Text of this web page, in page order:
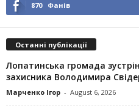
870 Фанів
Останні публікації
Лопатинська громада
захисника Володимира
Марченко Ігор - August 6, 2026